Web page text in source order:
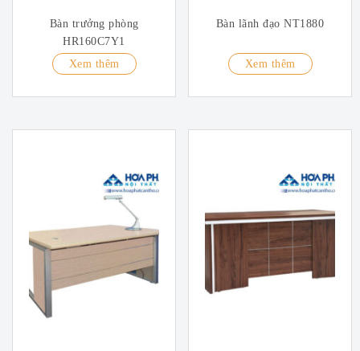
Bàn trưởng phòng
HR160C7Y1
Xem thêm
Bàn lãnh đạo NT1880
Xem thêm